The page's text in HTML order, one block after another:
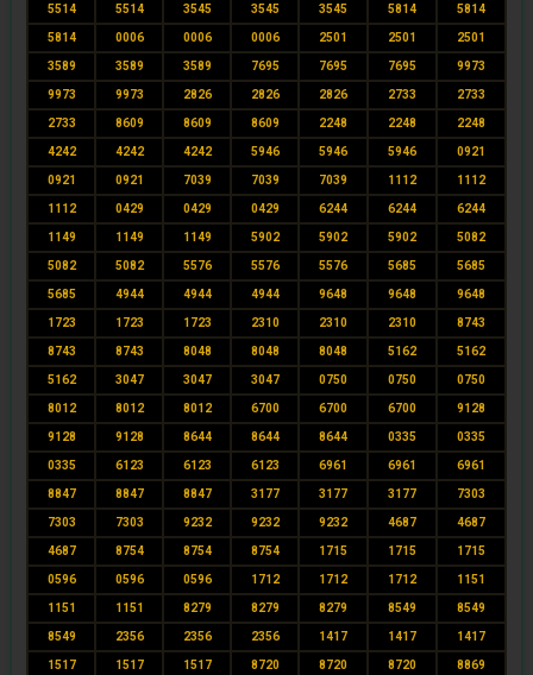
5514 5514 3545 3545 3545 5814 5814
5814 0006 0006 0006 2501 2501 2501
3589 3589 3589 7695 7695 7695 9973
9973 9973 2826 2826 2826 2733 2733
2733 8609 8609 8609 2248 2248 2248
4242 4242 4242 5946 5946 5946 0921
0921 0921 7039 7039 7039 1112 1112
1112 0429 0429 0429 6244 6244 6244
1149 1149 1149 5902 5902 5902 5082
5082 5082 5576 5576 5576 5685 5685
5685 4944 4944 4944 9648 9648 9648
1723 1723 1723 2310 2310 2310 8743
8743 8743 8048 8048 8048 5162 5162
5162 3047 3047 3047 0750 0750 0750
8012 8012 8012 6700 6700 6700 9128
9128 9128 8644 8644 8644 0335 0335
0335 6123 6123 6123 6961 6961 6961
8847 8847 8847 3177 3177 3177 7303
7303 7303 9232 9232 9232 4687 4687
4687 8754 8754 8754 1715 1715 1715
0596 0596 0596 1712 1712 1712 1151
1151 1151 8279 8279 8279 8549 8549
8549 2356 2356 2356 1417 1417 1417
1517 1517 1517 8720 8720 8720 8869